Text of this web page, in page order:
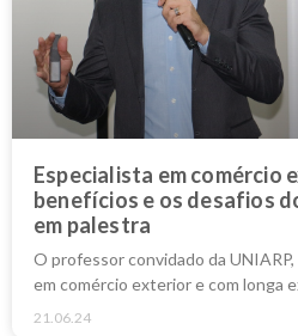
Especialista em comércio
benefícios e os desafios
em palestra
O professor convidado da
em comércio exterior e com longa
21.06.24